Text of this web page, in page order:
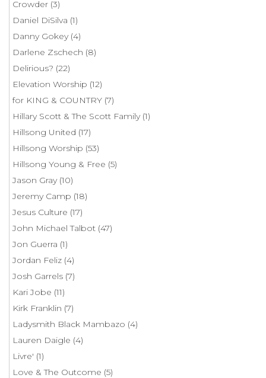
Crowder (3)
Daniel DiSilva (1)
Danny Gokey(4)
Darlene Zschech (8)
Delirious? (22)
Elevation Worship (12)
for KING & COUNTRY (7)
Hillary Scott & The Scott Family(1)
Hillsong United (17)
Hillsong Worship (53)
Hillsong Young & Free (5)
Jason Gray(10)
Jeremy Camp (18)
Jesus Culture (17)
John Michael Talbot (47)
Jon Guerra (1)
Jordan Feliz (4)
Josh Garrels (7)
Kari Jobe (11)
Kirk Franklin (7)
Ladysmith Black Mambazo (4)
Lauren Daigle (4)
Livre' (1)
Love & The Outcome (5)